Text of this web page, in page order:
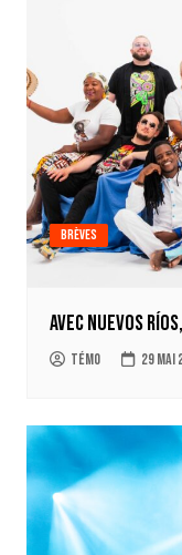
Brèves
Avec Nuevos
Témo 29 mai